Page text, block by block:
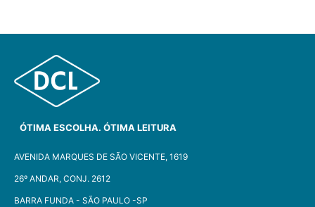
ÓTIMA ESCOLHA. ÓTIMA LEITURA
AVENIDA MARQUES DE SÃO VICENTE, 1619
26º ANDAR, CONJ. 2612
BARRA FUNDA - SÃO PAULO -SP​